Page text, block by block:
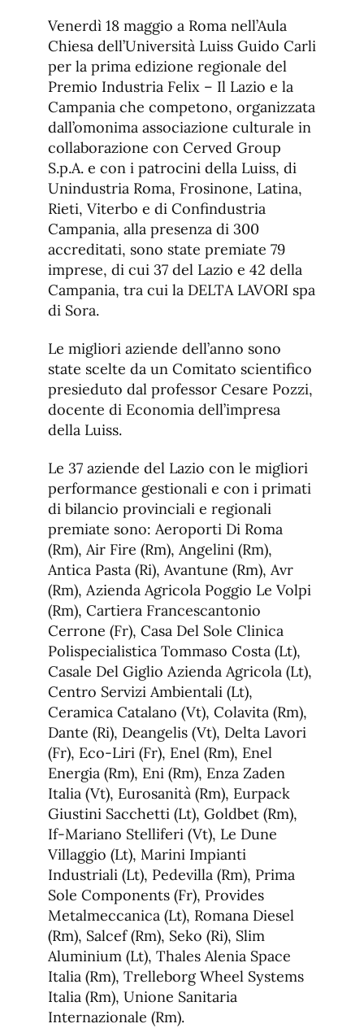
de
fuente
de
fuente.
Venerdì 18 maggio a Roma nell’Aula
Chiesa dell’Università Luiss Guido Carli
per la prima edizione regionale del
Premio Industria Felix – Il Lazio e la
Campania che competono, organizzata
dall’omonima associazione culturale in
collaborazione con Cerved Group
S.p.A. e con i patrocini della Luiss, di
Unindustria Roma, Frosinone, Latina,
Rieti, Viterbo e di Confindustria
Campania, alla presenza di 300
accreditati, sono state premiate 79
imprese, di cui 37 del Lazio e 42 della
Campania, tra cui la DELTA LAVORI spa
di Sora.
Le migliori aziende dell’anno sono
state scelte da un Comitato scientifico
presieduto dal professor Cesare Pozzi,
docente di Economia dell’impresa
della Luiss.
Le 37 aziende del Lazio con le migliori
performance gestionali e con i primati
di bilancio provinciali e regionali
premiate sono: Aeroporti Di Roma
(Rm), Air Fire (Rm), Angelini (Rm),
Antica Pasta (Ri), Avantune (Rm), Avr
(Rm), Azienda Agricola Poggio Le Volpi
(Rm), Cartiera Francescantonio
Cerrone (Fr), Casa Del Sole Clinica
Polispecialistica Tommaso Costa (Lt),
Casale Del Giglio Azienda Agricola (Lt),
Centro Servizi Ambientali (Lt),
Ceramica Catalano (Vt), Colavita (Rm),
Dante (Ri), Deangelis (Vt), Delta Lavori
(Fr), Eco-Liri (Fr), Enel (Rm), Enel
Energia (Rm), Eni (Rm), Enza Zaden
Italia (Vt), Eurosanità (Rm), Eurpack
Giustini Sacchetti (Lt), Goldbet (Rm),
If-Mariano Stelliferi (Vt), Le Dune
Villaggio (Lt), Marini Impianti
Industriali (Lt), Pedevilla (Rm), Prima
Sole Components (Fr), Provides
Metalmeccanica (Lt), Romana Diesel
(Rm), Salcef (Rm), Seko (Ri), Slim
Aluminium (Lt), Thales Alenia Space
Italia (Rm), Trelleborg Wheel Systems
Italia (Rm), Unione Sanitaria
Internazionale (Rm).